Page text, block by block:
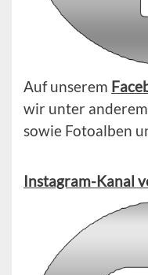
Auf unserem
wir unter
sowie Fotoalben
Instagram-Kanal